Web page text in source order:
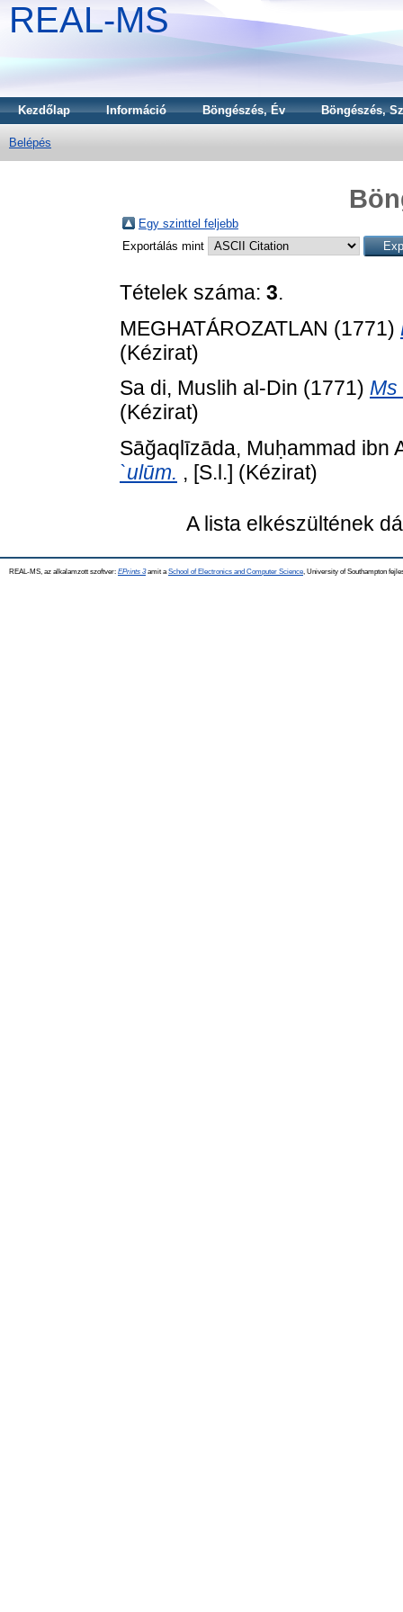
REAL-MS
Kezdőlap Információ Böngészés, Év Böngészés,
Belépés
Egy szinttel feljebb
Exportálás mint
Tételek száma: 3.
MEGHATÁROZATLAN (1771)
(Kézirat)
Sa di, Muslih al-Din (1771) Ms
(Kézirat)
Sāğaqlīzāda, Muḥammad ibn
`ulūm. , [S.l.] (Kézirat)
A lista elkészültének
REAL-MS, az alkalamzott szoftver: EPrints 3amit a School of Electronics and Computer Science , University of Southampton